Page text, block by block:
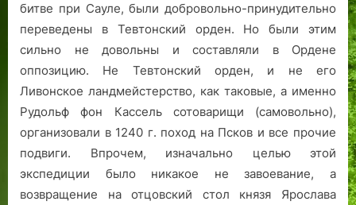
битве при Сауле, были добровольно-принудительно
переведены в Тевтонский орден. Но были этим
сильно не довольны и составляли в Ордене
оппозицию. Не Тевтонский орден, и не его
Ливонское ландмейстерство, как таковые, а именно
Рудольф фон Кассель сотоварищи (самовольно),
организовали в 1240 г. поход на Псков и все прочие
подвиги. Впрочем, изначально целью этой
экспедиции было никакое не завоевание, а
возвращение на отцовский стол князя Ярослава